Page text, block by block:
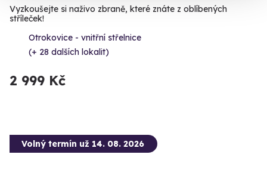
Vyzkoušejte si naživo zbraně, které znáte z oblíbených
stříleček!
Otrokovice - vnitřní střelnice
(+ 28 dalších lokalit)
2 999 Kč
Volný termín už 14. 08. 2026